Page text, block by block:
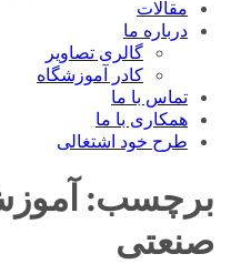
مقالات
درباره ما
گالری تصاویر
کادر آموزشگاه
تماس با ما
همکاری با ما
طرح خود اشتغالی
برچسب:
صنعتی